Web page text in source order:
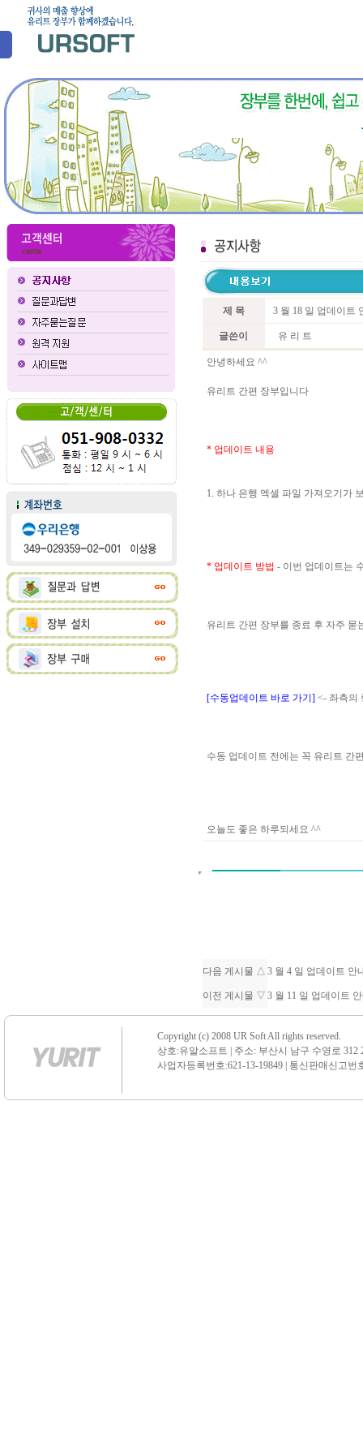
제 목 3 월 18 일 업데이트
글쓴이 유 리 트
안녕하세요 ^^
유리트 간편 장부입니다
* 업데이트 내용
1. 하나 은행 엑셀 파일 가져오기가
* 업데이트 방법 - 이번 업데이트는
유리트 간편 장부를 종료 후 자주
[수동업데이트 바로 가기] <- 좌측의
수동 업데이트 전에는 꼭 유리트 간
오늘도 좋은 하루되세요 ^^
다음 게시물 △ 3 월 4 일 업데이트 안
이전 게시물 ▽ 3 월 11 일 업데이트
Copyright (c) 2008 UR Soft All rights reserved.
상호:유알소프트 | 주소: 부산시 남구 수영로 312
사업자등록번호:621-13-19849 | 통신판매신고번